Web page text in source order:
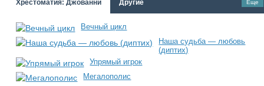
Хрестоматия: Джованни Другие Еще
Вечный цикл
Наша судьба — любовь
(диптих)
Упрямый игрок
Мегалополис